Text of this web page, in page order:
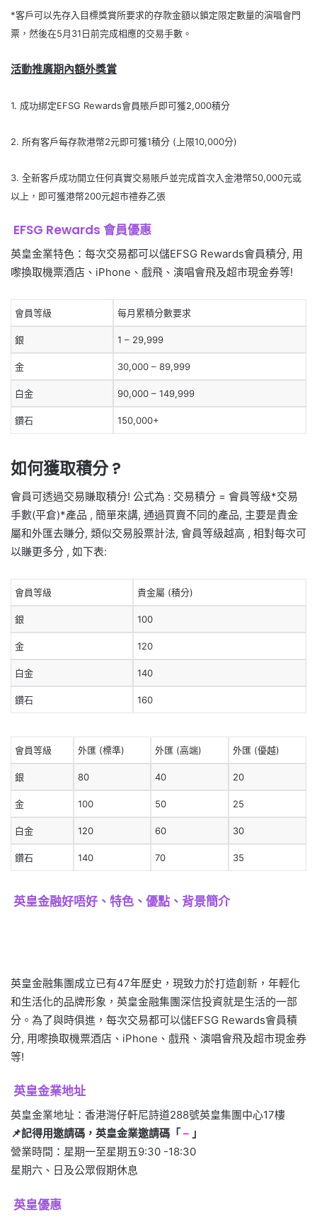
*客戶可以先存入目標獎賞所要求的存款金額以鎖定限定數量的演唱會門
票，然後在5月31日前完成相應的交易手數。
活動推廣期內額外獎賞
1. 成功綁定EFSG Rewards會員賬戶即可獲2,000積分
2. 所有客戶每存款港幣2元即可獲1積分 (上限10,000分)
3. 全新客戶成功開立任何真實交易賬戶並完成首次入金港幣50,000元或
以上，即可獲港幣200元超市禮券乙張
EFSG Rewards 會員優惠
英皇金業特色：每次交易都可以儲EFSG Rewards會員積分, 用
嚟換取機票酒店、iPhone、戲飛、演唱會飛及超市現金券等!
會員等級 每月累積分數要求
銀 1 – 29,999
金 30,000 – 89,999
白金 90,000 – 149,999
鑽石 150,000+
如何獲取積分 ?
會員可透過交易賺取積分! 公式為 : 交易積分 = 會員等級*交易
手數(平倉)*產品 , 簡單來講, 通過買賣不同的產品, 主要是貴金
屬和外匯去賺分, 類似交易股票計法, 會員等級越高 , 相對每次可
以賺更多分 , 如下表:
會員等級 貴金屬 (積分)
銀 100
金 120
白金 140
鑽石 160
會員等級 外匯 (標準) 外匯 (高端) 外匯 (優越)
銀 80 40 20
金 100 50 25
白金 120 60 30
鑽石 140 70 35
英皇金融好唔好、特色、優點、背景簡介
英皇金融集團成立已有47年歷史，現致力於打造創新，年輕化
和生活化的品牌形象，英皇金融集團深信投資就是生活的一部
分。為了與時俱進，每次交易都可以儲EFSG Rewards會員積
分, 用嚟換取機票酒店、iPhone、戲飛、演唱會飛及超市現金券
等!
英皇金業地址
英皇金業地址：香港灣仔軒尼詩道288號英皇集團中心17樓
📌記得用邀請碼， 英皇金業邀請碼「 – 」
營業時間：星期一至星期五9:30 -18:30
星期六、日及公眾假期休息
英皇優惠